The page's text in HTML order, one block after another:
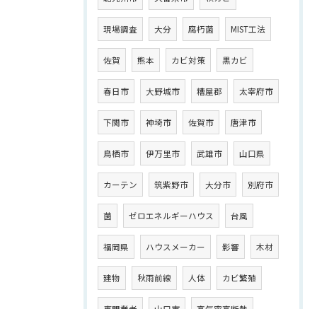
現場調査 大分 腐朽菌 MIST工法
佐賀 熊本 カビ対策 黒カビ
春日市 大野城市 糟屋郡 太宰府市
下関市 神埼市 佐賀市 唐津市
鳥栖市 伊万里市 武雄市 山口県
カーテン 筑紫野市 大分市 別府市
菌 ゼロエネルギーハウス 台風
福岡県 ハウスメーカー 影響 木材
建物 秋雨前線 人体 カビ繁殖